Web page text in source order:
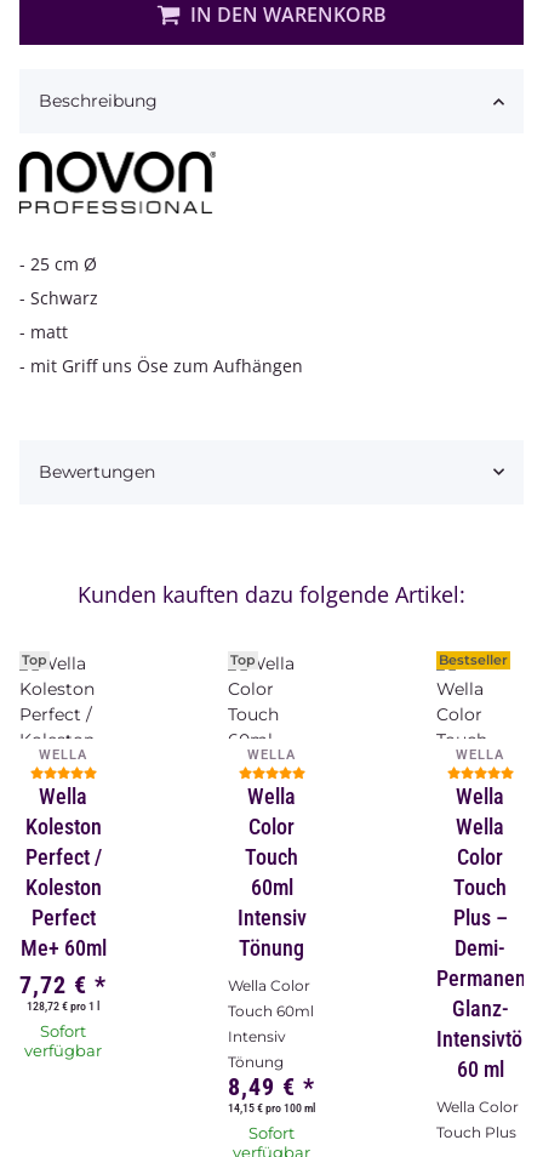
IN DEN WARENKORB
Beschreibung
- 25 cm Ø
- Schwarz
- matt
- mit Griff uns Öse zum Aufhängen
Bewertungen
Kunden kauften dazu folgende Artikel:
Top
WELLA
Wella
Koleston
Perfect /
Koleston
Perfect
Me+ 60ml
7,72 € *
128,72 € pro 1 l
Sofort
verfügbar
Top
WELLA
Wella
Color
Touch
60ml
Intensiv
Tönung
Wella Color
Touch 60ml
Intensiv
Tönung
8,49 € *
14,15 € pro 100 ml
Sofort
verfügbar
Bestseller
WELLA
Wella
Wella
Color
Touch
Plus –
Demi-
Permanent-
Glanz-
60 ml
Wella Color
Touch Plus